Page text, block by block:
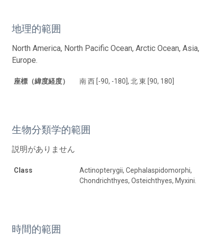
地理的範囲
North America, North Pacific Ocean, Arctic Ocean, Asia,
Europe.
座標（緯度経度） 南 西 [-90, -180], 北 東 [90, 180]
生物分類学的範囲
説明がありません
Class
Actinopterygii, Cephalaspidomorphi,
Chondrichthyes, Osteichthyes, Myxini.
時間的範囲